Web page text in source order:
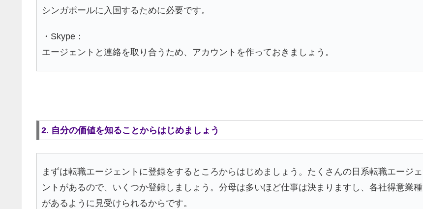
シンガポールに入国するために必要です。
・Skype：
エージェントと連絡を取り合うため、アカウントを作っておきましょう。
2. 自分の価値を知ることからはじめましょう
まずは転職エージェントに登録をするところからはじめましょう。たくさんの日系転職エージェ
ントがあるので、いくつか登録しましょう。分母は多いほど仕事は決まりますし、各社得意業種
があるように見受けられるからです。